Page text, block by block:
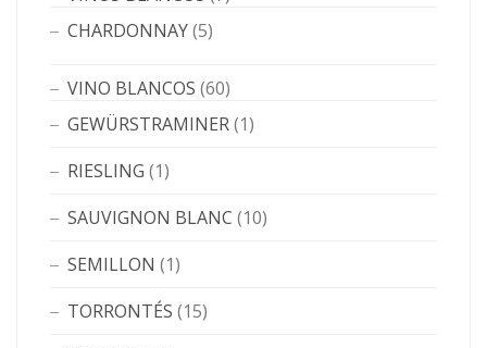
CHARDONNAY(5)
VINO BLANCOS (60)
GEWÜRSTRAMINER(1)
RIESLING (1)
SAUVIGNON BLANC (10)
SEMILLON (1)
TORRONTÉS (15)